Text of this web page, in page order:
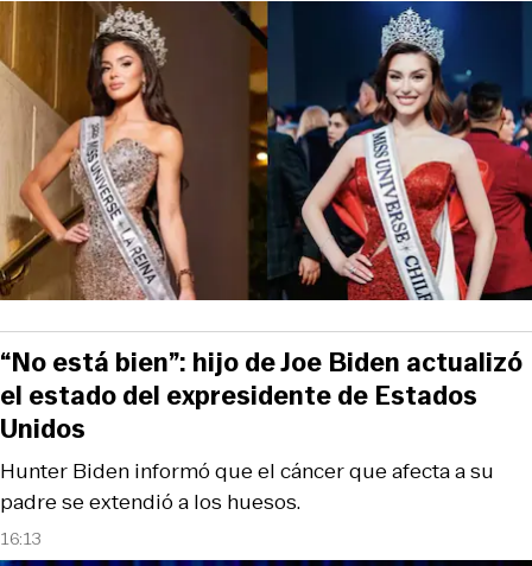
16:13
Hunter Biden informó que el cáncer que afecta a su
padre se extendió a los huesos.
“No está bien”: hijo de Joe Biden actualizó
el estado del expresidente de Estados
Unidos